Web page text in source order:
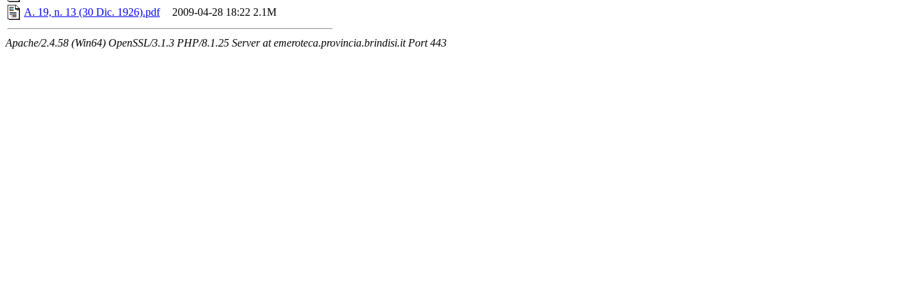
A. 19, n. 13 (30 Dic. 1926).pdf
2009-04-28 18:22 2.1M
Apache/2.4.58 (Win64) OpenSSL/3.1.3 PHP/8.1.25 Server at emeroteca.provincia.brindisi.it Port 443